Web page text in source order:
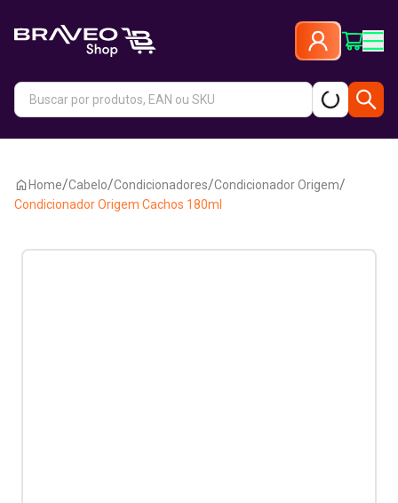
Home/Cabelo/Condicionadores/Condicionador Origem/
Condicionador Origem Cachos 180ml